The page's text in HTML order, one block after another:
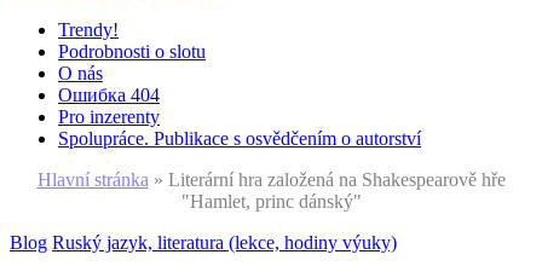
Trendy!
Podrobnosti o slotu
O nás
Ошибка 404
Pro inzerenty
Spolupráce. Publikace s osvědčením o autorství
Hlavní stránka » Literární hra založená na Shakespearově hře
"Hamlet, princ dánský"
Blog Ruský jazyk, literatura (lekce, hodiny výuky)